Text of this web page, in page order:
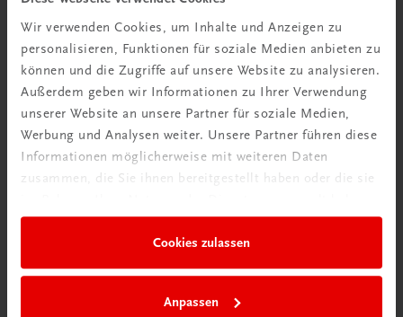
Wir verwenden Cookies, um Inhalte und Anzeigen zu
personalisieren, Funktionen für soziale Medien anbieten zu
können und die Zugriffe auf unsere Website zu analysieren.
Außerdem geben wir Informationen zu Ihrer Verwendung
unserer Website an unsere Partner für soziale Medien,
Werbung und Analysen weiter. Unsere Partner führen diese
Informationen möglicherweise mit weiteren Daten
zusammen, die Sie ihnen bereitgestellt haben oder die sie
Cookies zulassen
Anpassen
Wir über uns
Familienunternehmen mit 80 Mitarbeiterinnen und
Mitarbeitern, die eines verbindet: Begeisterung für unsere
Produkte.
mehr erfahren
Wir sind gerne für Sie da
TRAUNER Verlag + Buchservice GmbH